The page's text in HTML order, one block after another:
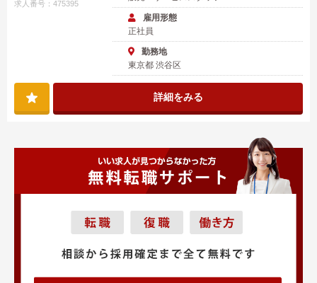
求人番号：475395
雇用形態
正社員
勤務地
東京都 渋谷区
詳細をみる